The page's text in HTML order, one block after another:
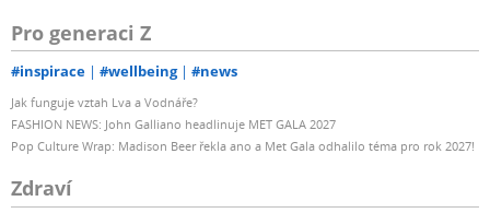
Pro generaci Z
#inspirace #wellbeing #news
Jak funguje vztah Lva a Vodnáře?
FASHION NEWS: John Galliano headlinuje MET GALA 2027
Pop Culture Wrap: Madison Beer řekla ano a Met Gala odhalilo téma pro rok 2027!
Zdraví